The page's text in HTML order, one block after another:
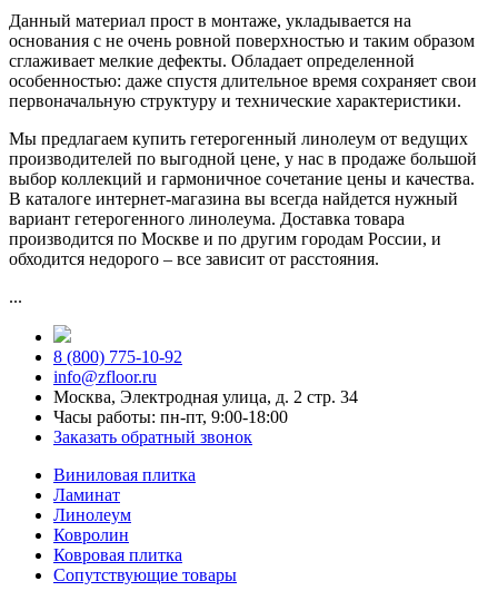
Данный материал прост в монтаже, укладывается на
основания с не очень ровной поверхностью и таким образом
сглаживает мелкие дефекты. Обладает определенной
особенностью: даже спустя длительное время сохраняет свои
первоначальную структуру и технические характеристики.
Мы предлагаем купить гетерогенный линолеум от ведущих
производителей по выгодной цене, у нас в продаже большой
выбор коллекций и гармоничное сочетание цены и качества.
В каталоге интернет-магазина вы всегда найдется нужный
вариант гетерогенного линолеума. Доставка товара
производится по Москве и по другим городам России, и
обходится недорого – все зависит от расстояния.
...
8 (800) 775-10-92
info@zfloor.ru
Москва, Электродная улица, д. 2 стр. 34
Часы работы: пн-пт, 9:00-18:00
Заказать обратный звонок
Виниловая плитка
Ламинат
Линолеум
Ковролин
Ковровая плитка
Сопутствующие товары